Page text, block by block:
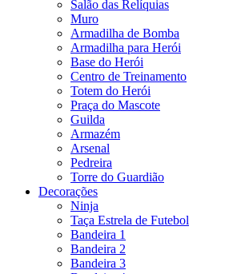
Salão das Relíquias
Muro
Armadilha de Bomba
Armadilha para Herói
Base do Herói
Centro de Treinamento
Totem do Herói
Praça do Mascote
Guilda
Armazém
Arsenal
Pedreira
Torre do Guardião
Decorações
Ninja
Taça Estrela de Futebol
Bandeira 1
Bandeira 2
Bandeira 3